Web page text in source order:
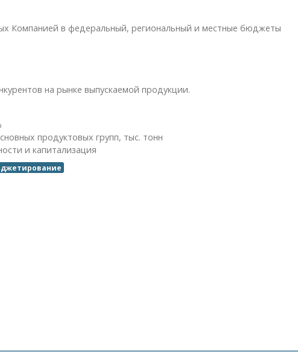
Компанией в федеральный, региональный и местные бюджеты
на рынке выпускаемой продукции.
продуктовых групп, тыс. тонн
и капитализация